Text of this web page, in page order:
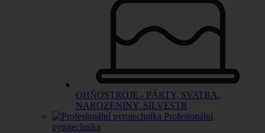
OHŇOSTROJE - PÁRTY, SVATBA,
NAROZENINY, SILVESTR
Profesionální
pyrotechnika